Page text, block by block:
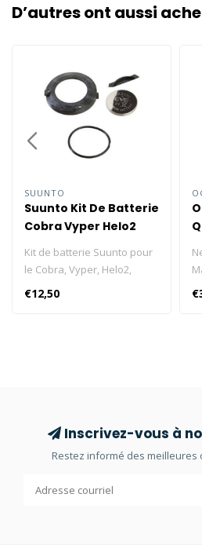
D’autres ont aussi
SUUNTO
Suunto Kit De Batterie
Cobra Vyper Helo2
Kit de batterie Suunto pour
le Cobra, Vyper, Helo2,
€12,50
Inscrivez-vous à
Restez informé des meilleures